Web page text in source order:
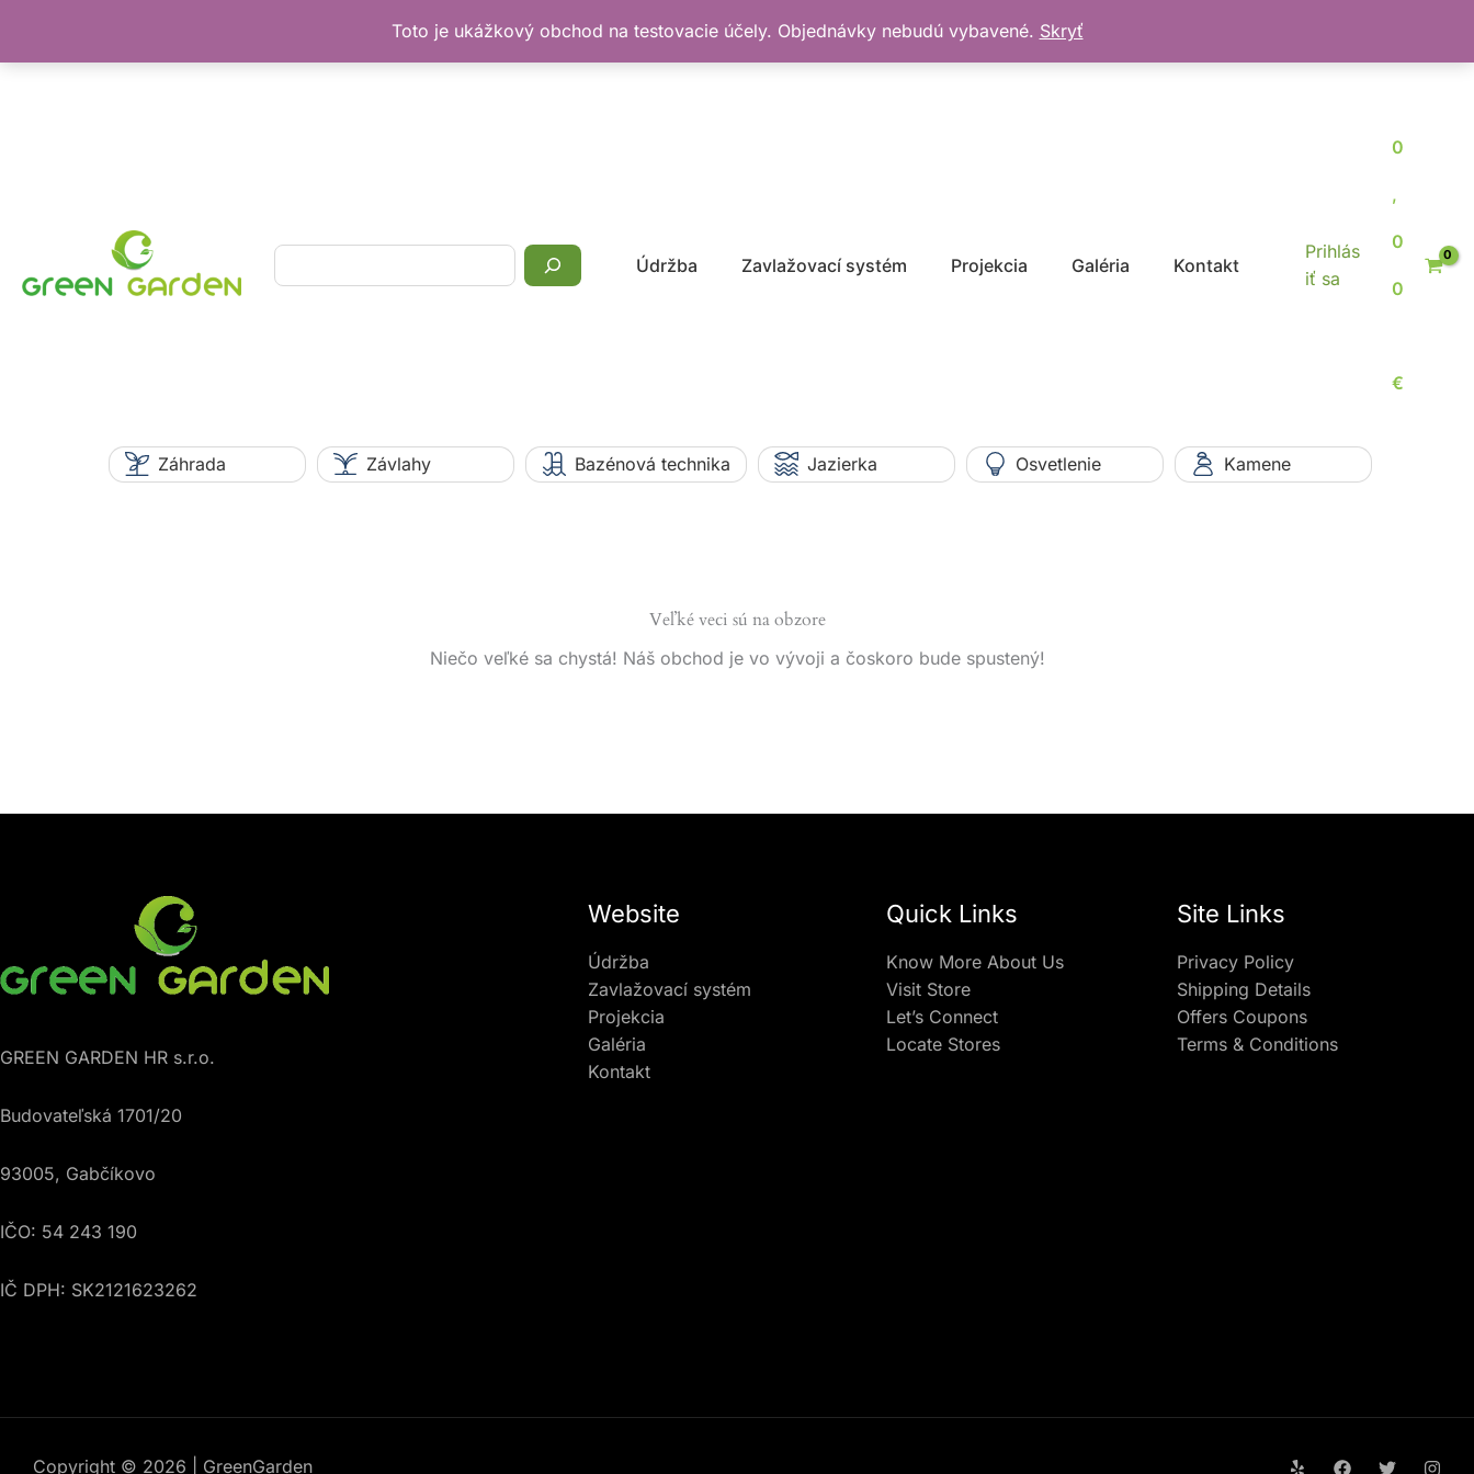
Toto je ukážkový obchod na testovacie účely. Objednávky nebudú vybavené. Skryť
Údržba Zavlažovací systém Projekcia Galéria Kontakt
Prihlás
iť sa
0
,
0
0
€
Záhrada Závlahy Bazénová technika Jazierka Osvetlenie Kamene
Veľké veci sú na obzore
Niečo veľké sa chystá! Náš obchod je vo vývoji a čoskoro bude spustený!
GREEN GARDEN HR s.r.o.
Budovateľská 1701/20
93005, Gabčíkovo
IČO: 54 243 190
IČ DPH: SK2121623262
Website
Údržba
Zavlažovací systém
Projekcia
Galéria
Kontakt
Quick Links
Know More About Us
Visit Store
Let’s Connect
Locate Stores
Site Links
Privacy Policy
Shipping Details
Offers Coupons
Terms & Conditions
Copyright © 2026 | GreenGarden